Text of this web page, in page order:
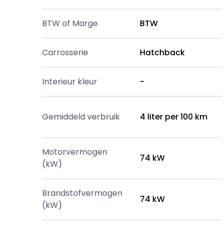
BTW of Marge BTW
Carrosserie Hatchback
Interieur kleur -
Gemiddeld verbruik 4 liter per 100 km
Motorvermogen
(kW)
74 kW
Brandstofvermogen
(kW)
74 kW